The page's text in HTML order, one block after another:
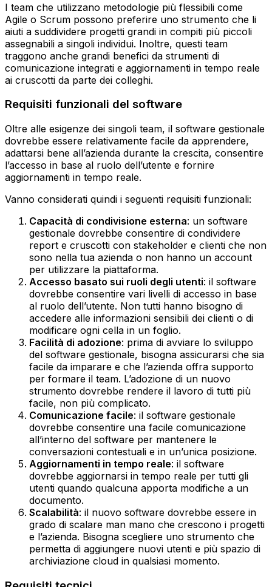
I team che utilizzano metodologie più flessibili come
Agile o Scrum possono preferire uno strumento che li
aiuti a suddividere progetti grandi in compiti più piccoli
assegnabili a singoli individui. Inoltre, questi team
traggono anche grandi benefici da strumenti di
comunicazione integrati e aggiornamenti in tempo reale
ai cruscotti da parte dei colleghi.
Requisiti funzionali del software
Oltre alle esigenze dei singoli team, il software gestionale
dovrebbe essere relativamente facile da apprendere,
adattarsi bene all’azienda durante la crescita, consentire
l’accesso in base al ruolo dell’utente e fornire
aggiornamenti in tempo reale.
Vanno considerati quindi i seguenti requisiti funzionali:
Capacità di condivisione esterna: un software
gestionale dovrebbe consentire di condividere
report e cruscotti con stakeholder e clienti che non
sono nella tua azienda o non hanno un account
per utilizzare la piattaforma.‍
Accesso basato sui ruoli degli utenti: il software
dovrebbe consentire vari livelli di accesso in base
al ruolo dell’utente. Non tutti hanno bisogno di
accedere alle informazioni sensibili dei clienti o di
modificare ogni cella in un foglio.‍
Facilità di adozione: prima di avviare lo sviluppo
del software gestionale, bisogna assicurarsi che sia
facile da imparare e che l’azienda offra supporto
per formare il team. L’adozione di un nuovo
strumento dovrebbe rendere il lavoro di tutti più
facile, non più complicato.‍
Comunicazione facile: il software gestionale
dovrebbe consentire una facile comunicazione
all’interno del software per mantenere le
conversazioni contestuali e in un’unica posizione.‍
Aggiornamenti in tempo reale: il software
dovrebbe aggiornarsi in tempo reale per tutti gli
utenti quando qualcuna apporta modifiche a un
documento.‍
Scalabilità: il nuovo software dovrebbe essere in
grado di scalare man mano che crescono i progetti
e l’azienda. Bisogna scegliere uno strumento che
permetta di aggiungere nuovi utenti e più spazio di
archiviazione cloud in qualsiasi momento.